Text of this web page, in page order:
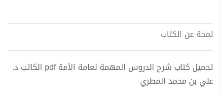
لمحة عن الكتاب
تحميل كتاب شرح الدروس المهمة لعامة الأمة pdf الكاتب د.
علي بن محمد المطري